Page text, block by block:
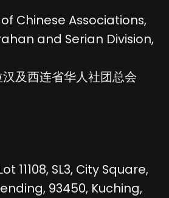
Chinese Associations,
and Serian Division,
及西连省华人社团总会
11108, SL3, City Square,
93450, Kuching,